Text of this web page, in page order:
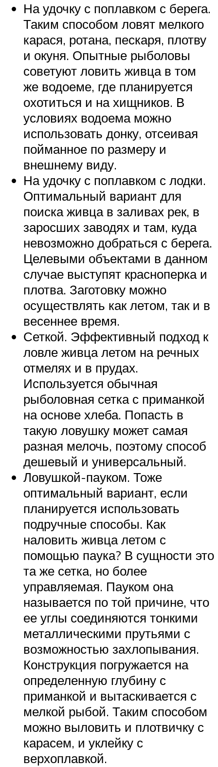
На удочку с поплавком с берега.
Таким способом ловят мелкого
карася, ротана, пескаря, плотву
и окуня. Опытные рыболовы
советуют ловить живца в том
же водоеме, где планируется
охотиться и на хищников. В
условиях водоема можно
использовать донку, отсеивая
пойманное по размеру и
внешнему виду.
На удочку с поплавком с лодки.
Оптимальный вариант для
поиска живца в заливах рек, в
заросших заводях и там, куда
невозможно добраться с берега.
Целевыми объектами в данном
случае выступят красноперка и
плотва. Заготовку можно
осуществлять как летом, так и в
весеннее время.
Сеткой. Эффективный подход к
ловле живца летом на речных
отмелях и в прудах.
Используется обычная
рыболовная сетка с приманкой
на основе хлеба. Попасть в
такую ловушку может самая
разная мелочь, поэтому способ
дешевый и универсальный.
Ловушкой-пауком. Тоже
оптимальный вариант, если
планируется использовать
подручные способы. Как
наловить живца летом с
помощью паука? В сущности это
та же сетка, но более
управляемая. Пауком она
называется по той причине, что
ее углы соединяются тонкими
металлическими прутьями с
возможностью захлопывания.
Конструкция погружается на
определенную глубину с
приманкой и вытаскивается с
мелкой рыбой. Таким способом
можно выловить и плотвичку с
карасем, и уклейку с
верхоплавкой.